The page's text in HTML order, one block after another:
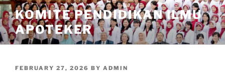
Skip
to
content
KOMITE PENDIDIKAN ILMU
APOTEKER
POSTED
FEBRUARY 27, 2026 BY ADMIN